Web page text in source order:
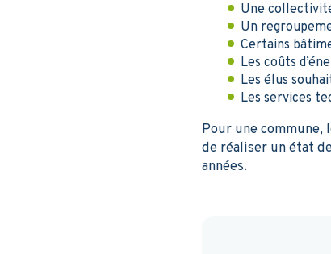
Une
Un
Certains
Les coûts
Les élus
Les services
Pour une commune,
de réaliser un état
années.